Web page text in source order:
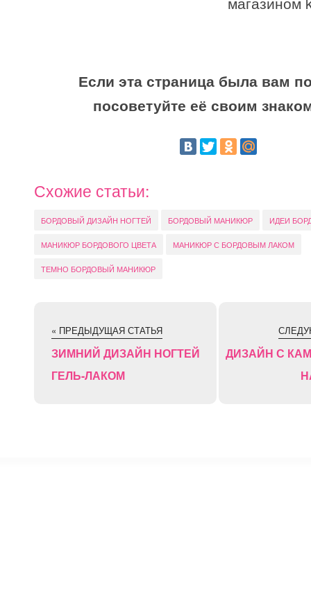
Если эта страница была вам
посоветуйте её своим
Схожие статьи:
БОРДОВЫЙ ДИЗАЙН НОГТЕЙ БОРДОВЫЙ МАНИКЮР ИДЕИ
МАНИКЮР БОРДОВОГО ЦВЕТА МАНИКЮР С БОРДОВЫМ ЛАКОМ
ТЕМНО БОРДОВЫЙ МАНИКЮР
« ПРЕДЫДУЩАЯ СТАТЬЯ
ЗИМНИЙ ДИЗАЙН НОГТЕЙ
ГЕЛЬ-ЛАКОМ
ДИЗАЙН С